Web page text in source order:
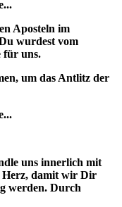
Aposteln im
wurdest vom
für uns.
um das Antlitz der
uns innerlich mit
Herz, damit wir Dir
werden. Durch